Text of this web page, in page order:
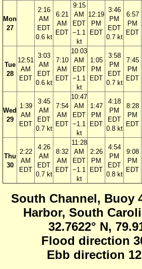
Mon
27
2:16
AM
EDT
0.6 kt
6:21
AM
EDT
9:15
AM
EDT
−1.1
kt
12:19
PM
EDT
3:46
PM
EDT
0.7 kt
6:57
PM
EDT
Tue
28
12:51
AM
EDT
3:03
AM
EDT
0.6 kt
7:10
AM
EDT
10:03
AM
EDT
−1.1
kt
1:05
PM
EDT
3:58
PM
EDT
0.7 kt
7:45
PM
EDT
Wed
29
1:39
AM
EDT
3:45
AM
EDT
0.7 kt
7:54
AM
EDT
10:47
AM
EDT
−1.1
kt
1:47
PM
EDT
4:18
PM
EDT
0.8 kt
8:28
PM
EDT
Thu
30
2:22
AM
EDT
4:26
AM
EDT
0.7 kt
8:32
AM
EDT
11:28
AM
EDT
−1.1
kt
2:26
PM
EDT
4:54
PM
EDT
0.8 kt
9:08
PM
EDT
South Channel, Buoy
Harbor, South
32.7622° N,
Flood direction
Ebb direction